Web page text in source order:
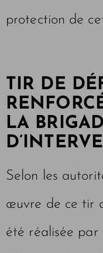
protection de
TIR DE
LA
Selon les
œuvre de ce tir
été réalisée